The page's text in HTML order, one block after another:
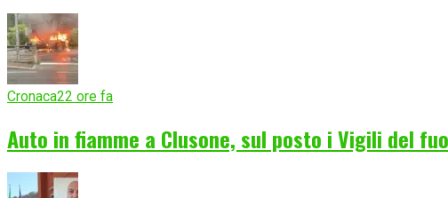
Cronaca22 ore fa
Auto in fiamme a Clusone, sul posto i Vigili del